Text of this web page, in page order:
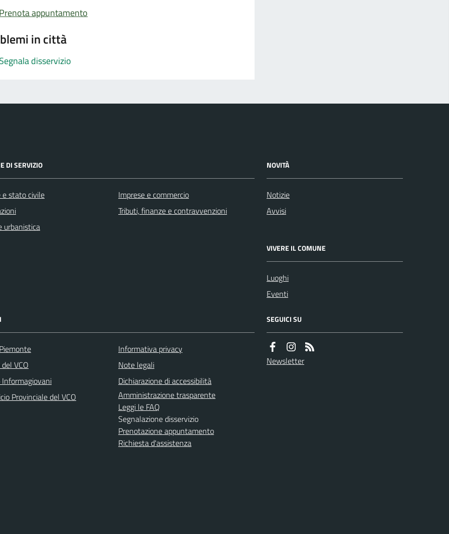
Prenota appuntamento
in città
Segnala disservizio
DI SERVIZIO
e stato civile
urbanistica
Imprese e commercio
Tributi, finanze e contravvenzioni
NOVITÀ
Notizie
Avvisi
VIVERE IL COMUNE
Luoghi
Eventi
VCO
Provinciale del VCO
Informativa privacy
Note legali
Dichiarazione di accessibilità
Amministrazione trasparente
Leggi le FAQ
Segnalazione disservizio
Prenotazione appuntamento
Richiesta d'assistenza
SEGUICI SU
Newsletter